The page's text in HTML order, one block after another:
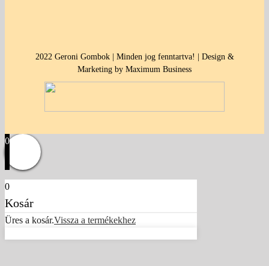
2022 Geroni Gombok | Minden jog fenntartva! | Design &
Marketing by Maximum Business
0
0
Kosár
Üres a kosár.Vissza a termékekhez